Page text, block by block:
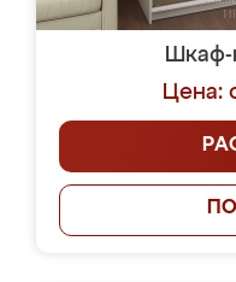
Шкаф-
Цена: